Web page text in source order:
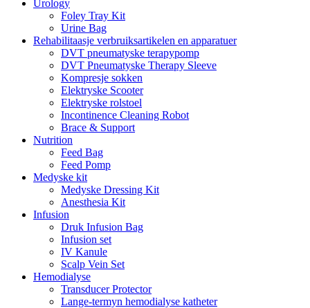
Urology
Foley Tray Kit
Urine Bag
Rehabilitaasje verbruiksartikelen en apparatuer
DVT pneumatyske terapypomp
DVT Pneumatyske Therapy Sleeve
Kompresje sokken
Elektryske Scooter
Elektryske rolstoel
Incontinence Cleaning Robot
Brace & Support
Nutrition
Feed Bag
Feed Pomp
Medyske kit
Medyske Dressing Kit
Anesthesia Kit
Infusion
Druk Infusion Bag
Infusion set
IV Kanule
Scalp Vein Set
Hemodialyse
Transducer Protector
Lange-termyn hemodialyse katheter